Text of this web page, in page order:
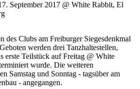
September 2017 @ White Rabbit, El
des Clubs am Freiburger Siegesdenkmal
werden drei Tanzhaltestellen,
erste Teilstück auf Freitag @ White
wurde. Die weiteren
Samstag und Sonntag - tagsüber am
- angegangen.